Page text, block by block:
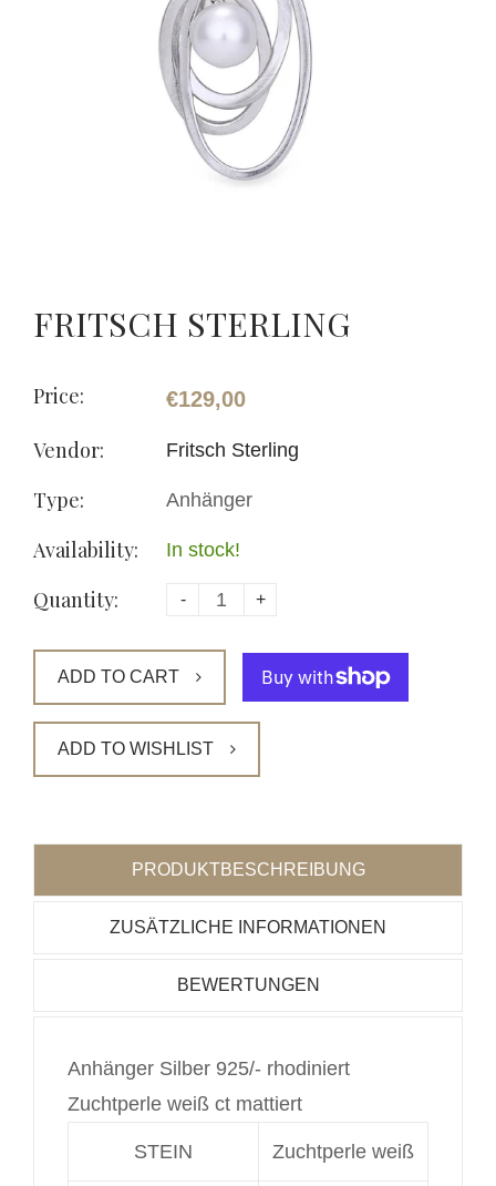
FRITSCH STERLING
Price: €129,00
Vendor: Fritsch Sterling
Type: Anhänger
Availability: In stock!
Quantity: - +
ADD TO CART
ADD TO WISHLIST
PRODUKTBESCHREIBUNG
ZUSÄTZLICHE INFORMATIONEN
BEWERTUNGEN
Anhänger Silber 925/- rhodiniert
Zuchtperle weiß ct mattiert
STEIN Zuchtperle weiß